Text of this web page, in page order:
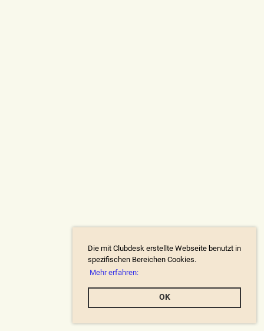
Die mit Clubdesk erstellte Webseite benutzt in
spezifischen Bereichen Cookies.
Mehr erfahren:
OK